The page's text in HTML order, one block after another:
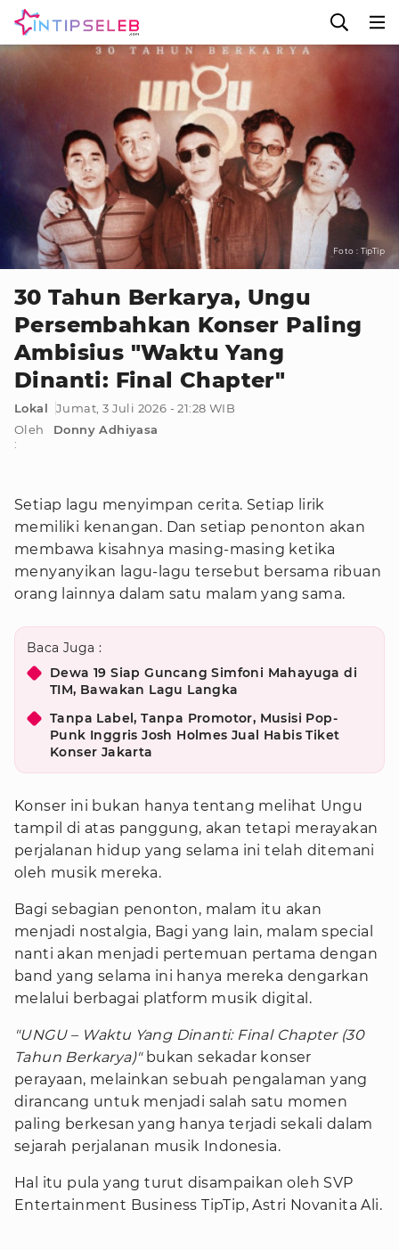
Foto : TipTip
30 Tahun Berkarya, Ungu
Persembahkan Konser Paling
Ambisius "Waktu Yang
Dinanti: Final Chapter"
Lokal
Jumat, 3 Juli 2026 - 21:28 WIB
Oleh
:
Donny Adhiyasa
Setiap lagu menyimpan cerita. Setiap lirik
memiliki kenangan. Dan setiap penonton akan
membawa kisahnya masing-masing ketika
menyanyikan lagu-lagu tersebut bersama ribuan
orang lainnya dalam satu malam yang sama.
Baca Juga :
Dewa 19 Siap Guncang Simfoni Mahayuga di
TIM, Bawakan Lagu Langka
Tanpa Label, Tanpa Promotor, Musisi Pop-
Punk Inggris Josh Holmes Jual Habis Tiket
Konser Jakarta
Konser ini bukan hanya tentang melihat Ungu
tampil di atas panggung, akan tetapi merayakan
perjalanan hidup yang selama ini telah ditemani
oleh musik mereka.
Bagi sebagian penonton, malam itu akan
menjadi nostalgia, Bagi yang lain, malam special
nanti akan menjadi pertemuan pertama dengan
band yang selama ini hanya mereka dengarkan
melalui berbagai platform musik digital.
"UNGU – Waktu Yang Dinanti: Final Chapter (30
Tahun Berkarya)"bukan sekadar konser
perayaan, melainkan sebuah pengalaman yang
dirancang untuk menjadi salah satu momen
paling berkesan yang hanya terjadi sekali dalam
sejarah perjalanan musik Indonesia.
Hal itu pula yang turut disampaikan oleh SVP
Entertainment Business TipTip, Astri Novanita Ali.